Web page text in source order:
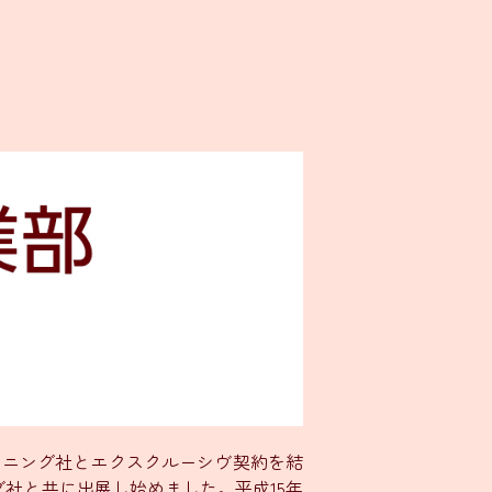
ング社とエクスクルーシヴ契約を結